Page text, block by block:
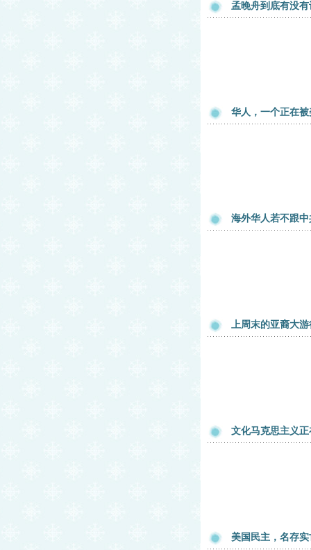
孟晚舟到底有没
华人，一个正在
海外华人若不跟
上周末的亚裔大
文化马克思主义
美国民主，名存实